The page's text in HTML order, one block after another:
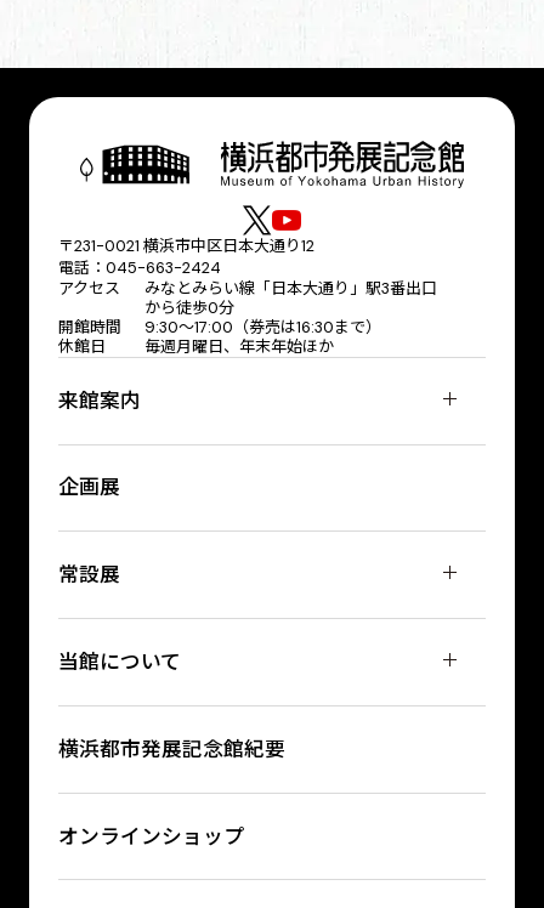
〒231-0021 横浜市中区日本大通り12
電話：045-663-2424
アクセス
みなとみらい線「日本大通り」駅3番出口
から徒歩0分
開館時間
9:30〜17:00（券売は16:30まで）
休館日
毎週月曜日、年末年始ほか
来館案内
企画展
常設展
当館について
横浜都市発展記念館紀要
オンラインショップ